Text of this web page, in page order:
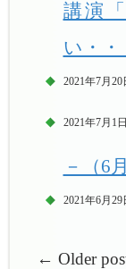
講演
い・・
2021年7月20
2021年7月1日
－（6
2021年6月29
← Older